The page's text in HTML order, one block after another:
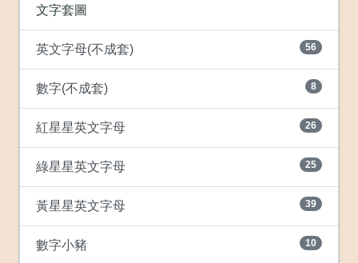
文字套圖
英文字母(不成套) 56
數字(不成套) 8
紅星星英文字母 26
綠星星英文字母 25
黃星星英文字母 39
數字小豬 10